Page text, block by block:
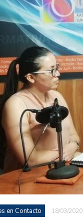
en Contacto 18/03/2020